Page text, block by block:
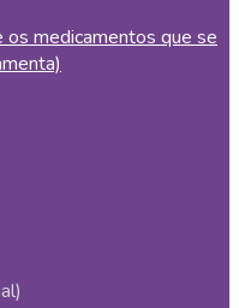
os medicamentos que se